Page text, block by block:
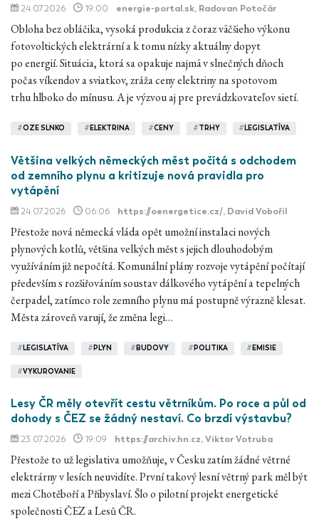
24.07.2026 19:00 energie-portal.sk, Radovan Potočár
Obloha bez obláčika, vysoká produkcia z čoraz väčšieho výkonu
fotovoltických elektrární a k tomu nízky aktuálny dopyt
po energií. Situácia, ktorá sa opakuje najmä v slnečných dňoch
počas víkendov a sviatkov, zráža ceny elektriny na spotovom
trhu hlboko do mínusu. A je výzvou aj pre prevádzkovateľov sietí.
#OZE SLNKO #ELEKTRINA #CENY #TRHY #LEGISLATÍVA
Většina velkých německých měst počítá s odchodem
od zemního plynu a kritizuje nová pravidla pro
vytápění
24.07.2026 06:06 https://oenergetice.cz/, David Vobořil
Přestože nová německá vláda opět umožní instalaci nových
plynových kotlů, většina velkých měst s jejich dlouhodobým
využíváním již nepočítá. Komunální plány rozvoje vytápění počítají
především s rozšiřováním soustav dálkového vytápění a tepelných
čerpadel, zatímco role zemního plynu má postupně výrazně klesat.
Města zároveň varují, že změna legi…
#LEGISLATÍVA #PLYN #BUDOVY #POLITIKA #EMISIE
#VYKUROVANIE
Lesy ČR měly otevřít cestu větrníkům. Po roce a půl od
dohody s ČEZ se žádný nestaví. Co brzdí výstavbu?
23.07.2026 19:09 https://archiv.hn.cz, Viktor Votruba
Přestože to už legislativa umožňuje, v Česku zatím žádné větrné
elektrárny v lesích neuvidíte. První takový lesní větrný park měl být
mezi Chotěboří a Přibyslaví. Šlo o pilotní projekt energetické
společnosti ČEZ a Lesů ČR.